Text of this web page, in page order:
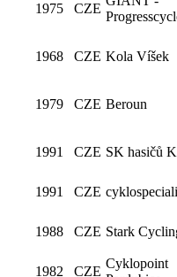
1975 CZE
1968 CZE Kola Víšek
1979 CZE Beroun
1991 CZE SK hasičů
1991 CZE
1988 CZE Stark
1982 CZE
Cyklopoint